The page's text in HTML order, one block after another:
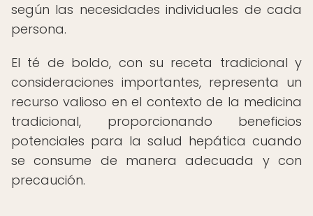
según las necesidades individuales de cada
persona.
El té de boldo, con su receta tradicional y
consideraciones importantes, representa un
recurso valioso en el contexto de la medicina
tradicional, proporcionando beneficios
potenciales para la salud hepática cuando
se consume de manera adecuada y con
precaución.